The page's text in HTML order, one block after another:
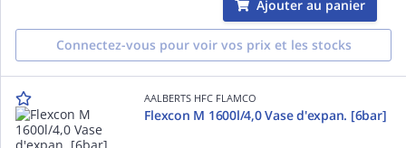
Ajouter au panier
Connectez-vous pour voir vos prix et les stocks
AALBERTS HFC FLAMCO
Flexcon M 1600l/4,0 Vase d'expan. [6bar]